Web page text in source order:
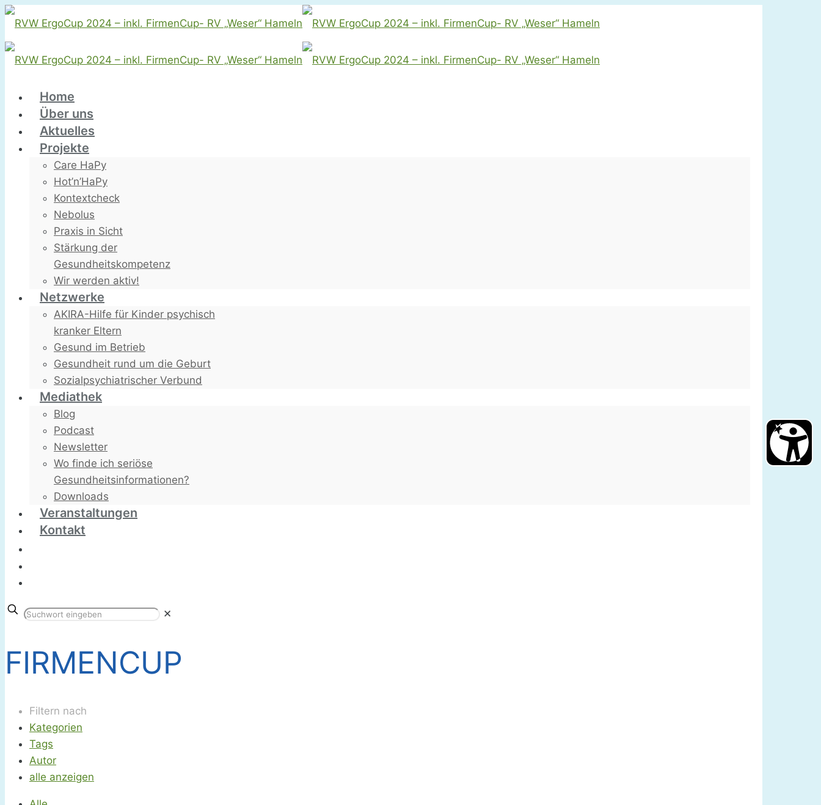
Home
Über uns
Aktuelles
Projekte
Care HaPy
Hot’n’HaPy
Kontextcheck
Nebolus
Praxis in Sicht
Stärkung der
Gesundheitskompetenz
Wir werden aktiv!
Netzwerke
AKIRA-Hilfe für Kinder psychisch
kranker Eltern
Gesund im Betrieb
Gesundheit rund um die Geburt
Sozialpsychiatrischer Verbund
Mediathek
Blog
Podcast
Newsletter
Wo finde ich seriöse
Gesundheitsinformationen?
Downloads
Veranstaltungen
Kontakt
✕
FIRMENCUP
Filtern nach
Kategorien
Tags
Autor
alle anzeigen